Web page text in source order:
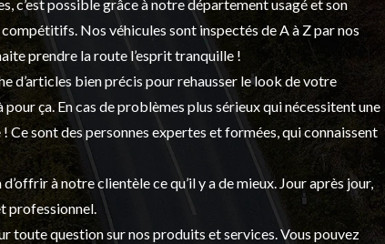
c’est possible grâce à notredépartement usagéet son
Nos véhicules sont inspectés de A à Z par nos
prendre la route l’esprit tranquille !
d’articles bien précis pour rehausser le look de votre
pour ça. En cas de problèmes plus sérieux qui nécessitent une
sont des personnes expertes et formées, qui connaissent
à notre clientèle ce qu’il y a de mieux. Jour après jour,
professionnel.
toute question sur nos produits et services. Vous pouvez